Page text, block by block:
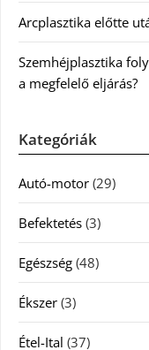
Arcplasztika előtte
Szemhéjplasztika
a megfelelő eljárás?
Kategóriák
Autó-motor (29)
Befektetés (3)
Egészség (48)
Ékszer (3)
Étel-Ital (37)